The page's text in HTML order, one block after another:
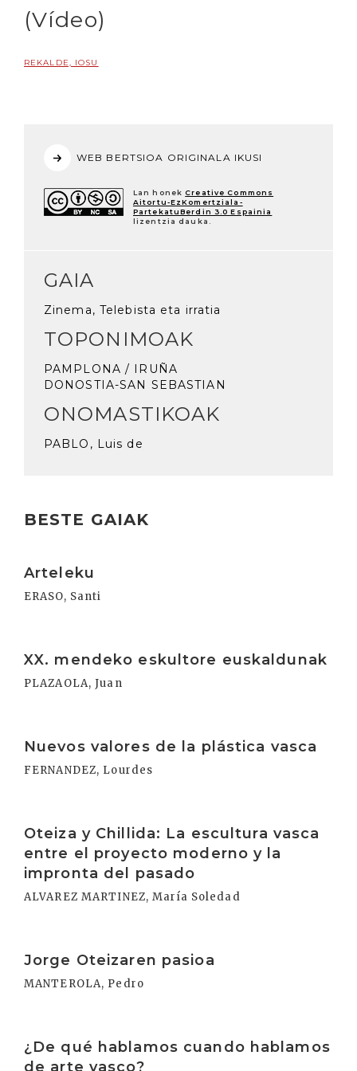
(Vídeo)
REKALDE, IOSU
WEB BERTSIOA ORIGINALA IKUSI
Lan honek Creative Commons
Aitortu-EzKomertziala-
PartekatuBerdin 3.0 Espainia
lizentzia dauka.
GAIA
Zinema, Telebista eta irratia
TOPONIMOAK
PAMPLONA / IRUÑA
DONOSTIA-SAN SEBASTIAN
ONOMASTIKOAK
PABLO, Luis de
BESTE GAIAK
Arteleku
ERASO, Santi
XX. mendeko eskultore euskaldunak
PLAZAOLA, Juan
Nuevos valores de la plástica vasca
FERNANDEZ, Lourdes
Oteiza y Chillida: La escultura vasca
entre el proyecto moderno y la
impronta del pasado
ALVAREZ MARTINEZ, María Soledad
Jorge Oteizaren pasioa
MANTEROLA, Pedro
¿De qué hablamos cuando hablamos
de arte vasco?